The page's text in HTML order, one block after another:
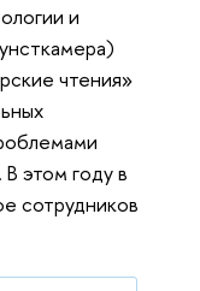
и
чтения»
этом году в
сотрудников